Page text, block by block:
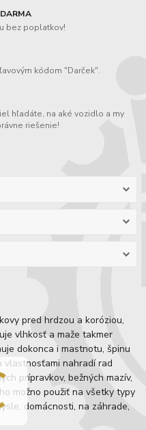
bez poplatkov!
kódom "Darček".
hľadáte, na aké vozidlo a my
riešenie!
pred hrdzou a koróziou,
vlhkosť a maže takmer
dokonca i mastnotu, špinu
vlastnosťami nahradí rad
prípravkov, bežných mazív,
možno použiť na všetky typy
domácnosti, na záhrade,